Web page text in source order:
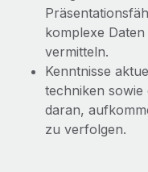
komplexe
vermitteln.
Kenntnisse
techniken sowie
daran,
zu verfolgen.